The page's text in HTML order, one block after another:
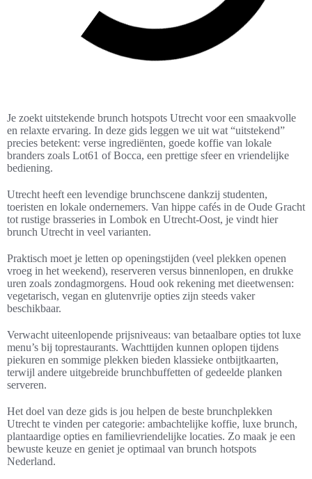
Je zoekt uitstekende brunch hotspots Utrecht voor een smaakvolle
en relaxte ervaring. In deze gids leggen we uit wat “uitstekend”
precies betekent: verse ingrediënten, goede koffie van lokale
branders zoals Lot61 of Bocca, een prettige sfeer en vriendelijke
bediening.
Utrecht heeft een levendige brunchscene dankzij studenten,
toeristen en lokale ondernemers. Van hippe cafés in de Oude Gracht
tot rustige brasseries in Lombok en Utrecht-Oost, je vindt hier
brunch Utrecht in veel varianten.
Praktisch moet je letten op openingstijden (veel plekken openen
vroeg in het weekend), reserveren versus binnenlopen, en drukke
uren zoals zondagmorgens. Houd ook rekening met dieetwensen:
vegetarisch, vegan en glutenvrije opties zijn steeds vaker
beschikbaar.
Verwacht uiteenlopende prijsniveaus: van betaalbare opties tot luxe
menu’s bij toprestaurants. Wachttijden kunnen oplopen tijdens
piekuren en sommige plekken bieden klassieke ontbijtkaarten,
terwijl andere uitgebreide brunchbuffetten of gedeelde planken
serveren.
Het doel van deze gids is jou helpen de beste brunchplekken
Utrecht te vinden per categorie: ambachtelijke koffie, luxe brunch,
plantaardige opties en familievriendelijke locaties. Zo maak je een
bewuste keuze en geniet je optimaal van brunch hotspots
Nederland.